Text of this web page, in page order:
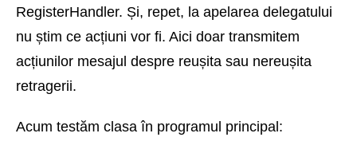
RegisterHandler. Și, repet, la apelarea delegatului
nu știm ce acțiuni vor fi. Aici doar transmitem
acțiunilor mesajul despre reușita sau nereușita
retragerii.
Acum testăm clasa în programul principal: